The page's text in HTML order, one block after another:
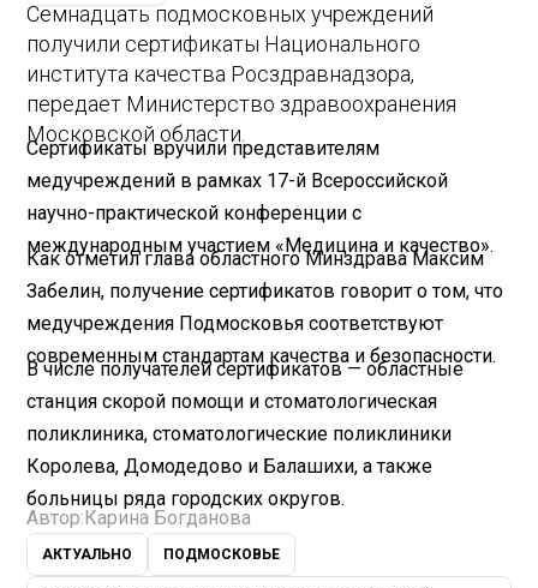
Семнадцать подмосковных учреждений
получили сертификаты Национального
института качества Росздравнадзора,
передает Министерство здравоохранения
Московской области.
Сертификаты вручили представителям
медучреждений в рамках 17-й Всероссийской
научно-практической конференции с
международным участием «Медицина и качество».
Как отметил глава областного Минздрава Максим
Забелин, получение сертификатов говорит о том, что
медучреждения Подмосковья соответствуют
современным стандартам качества и безопасности.
В числе получателей сертификатов — областные
станция скорой помощи и стоматологическая
поликлиника, стоматологические поликлиники
Королева, Домодедово и Балашихи, а также
больницы ряда городских округов.
Автор: Карина Богданова
АКТУАЛЬНО ПОДМОСКОВЬЕ